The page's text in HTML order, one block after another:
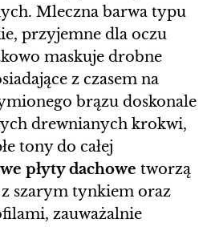
Mleczna barwa typu
przyjemne dla oczu
maskuje drobne
z czasem na
brązu doskonale
drewnianych krokwi,
tony do całej
płyty dachowe tworzą
szarym tynkiem oraz
zauważalnie